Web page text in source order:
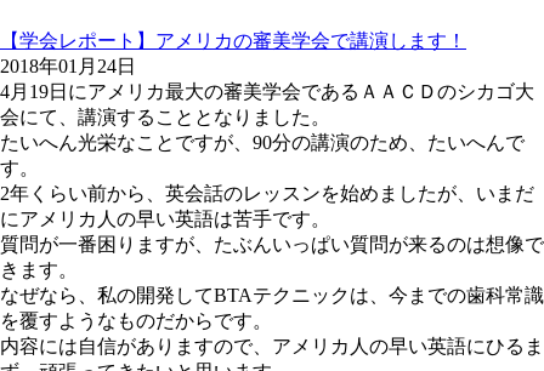
【学会レポート】アメリカの審美学会で講演します！
2018年01月24日
4月19日にアメリカ最大の審美学会であるＡＡＣＤのシカゴ大
会にて、講演することとなりました。
たいへん光栄なことですが、90分の講演のため、たいへんで
す。
2年くらい前から、英会話のレッスンを始めましたが、いまだ
にアメリカ人の早い英語は苦手です。
質問が一番困りますが、たぶんいっぱい質問が来るのは想像で
きます。
なぜなら、私の開発してBTAテクニックは、今までの歯科常識
を覆すようなものだからです。
内容には自信がありますので、アメリカ人の早い英語にひるま